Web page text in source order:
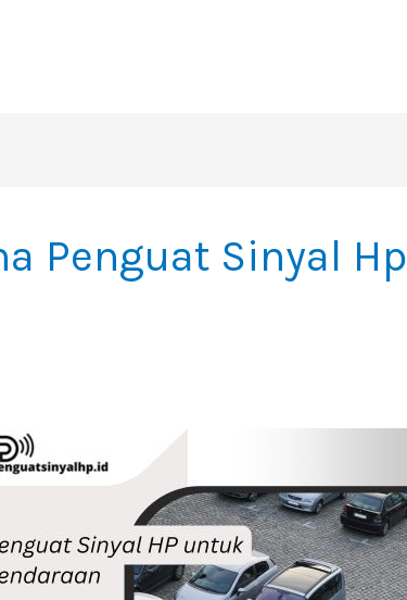
Penguat Sinyal Hp